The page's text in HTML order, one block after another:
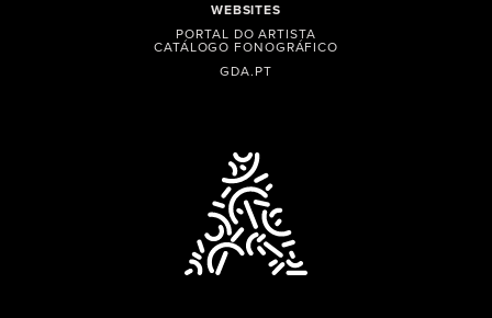
WEBSITES
PORTAL DO ARTISTA
CATÁLOGO FONOGRÁFICO
GDA.PT